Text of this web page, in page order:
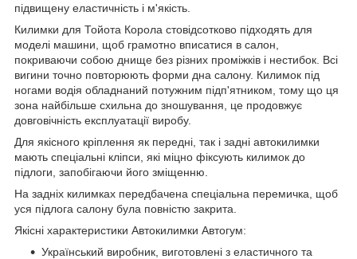
підвищену еластичність і м'якість.
Килимки для Тойота Корола стовідсотково підходять для
моделі машини, щоб грамотно вписатися в салон,
покриваючи собою днище без різних проміжків і нестибок. Всі
вигини точно повторюють форми дна салону. Килимок під
ногами водія обладнаний потужним підп'ятником, тому що ця
зона найбільше схильна до зношування, це продовжує
довговічність експлуатації виробу.
Для якісного кріплення як передні, так і задні автокилимки
мають спеціальні кліпси, які міцно фіксують килимок до
підлоги, запобігаючи його зміщенню.
На задніх килимках передбачена спеціальна перемичка, щоб
уся підлога салону була повністю закрита.
Якісні характеристики Автокилимки Автогум:
Український виробник, виготовлені з еластичного та